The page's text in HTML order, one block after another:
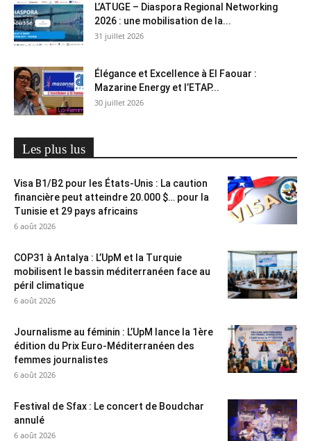
L’ATUGE – Diaspora Regional Networking
2026 : une mobilisation de la...
31 juillet 2026
Élégance et Excellence à El Faouar :
Mazarine Energy et l’ETAP...
30 juillet 2026
Les plus lus
Visa B1/B2 pour les États-Unis : La caution
financière peut atteindre 20.000 $… pour la
Tunisie et 29 pays africains
6 août 2026
COP31 à Antalya : L’UpM et la Turquie
mobilisent le bassin méditerranéen face au
péril climatique
6 août 2026
Journalisme au féminin : L’UpM lance la 1ère
édition du Prix Euro-Méditerranéen des
femmes journalistes
6 août 2026
Festival de Sfax : Le concert de Boudchar
annulé
6 août 2026